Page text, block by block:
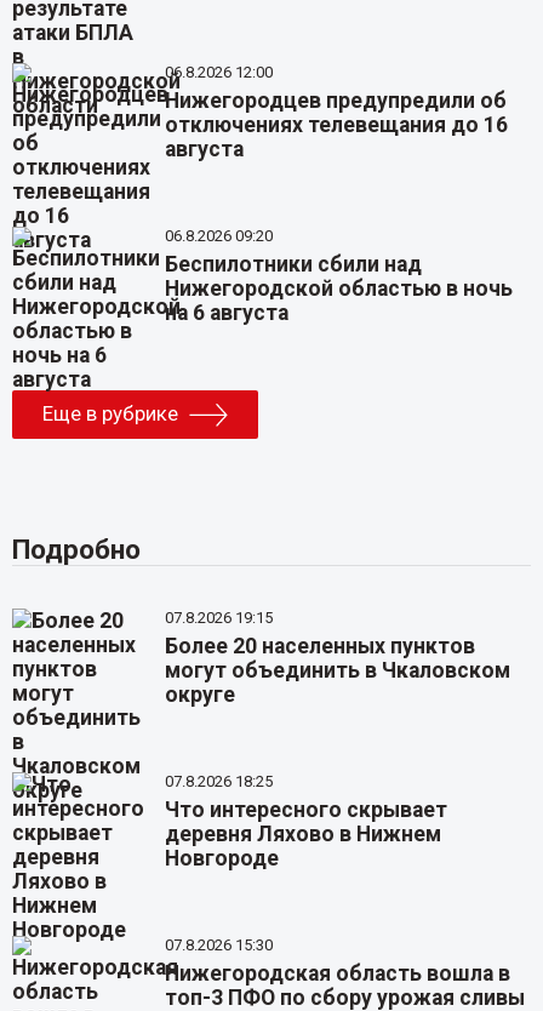
06.8.2026 12:00
Нижегородцев предупредили об
отключениях телевещания до 16
августа
06.8.2026 09:20
Беспилотники сбили над
Нижегородской областью в ночь
на 6 августа
Еще в рубрике
Подробно
07.8.2026 19:15
Более 20 населенных пунктов
могут объединить в Чкаловском
округе
07.8.2026 18:25
Что интересного скрывает
деревня Ляхово в Нижнем
Новгороде
07.8.2026 15:30
Нижегородская область вошла в
топ-3 ПФО по сбору урожая сливы